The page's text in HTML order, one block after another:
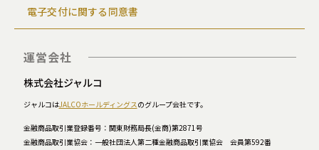
電子交付に関する同意書
運営会社
株式会社ジャルコ
ジャルコはJALCOホールディングスのグループ会社です。
金融商品取引業登録番号：関東財務局長(金商)第2871号
金融商品取引業協会：一般社団法人第二種金融商品取引業協会 会員第592番